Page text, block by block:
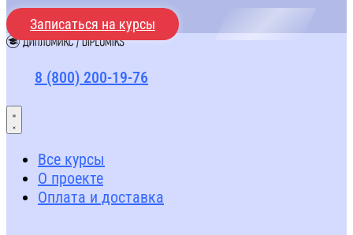
Записаться на курсы
8 (800) 200-19-76
Все курсы
О проекте
Оплата и доставка